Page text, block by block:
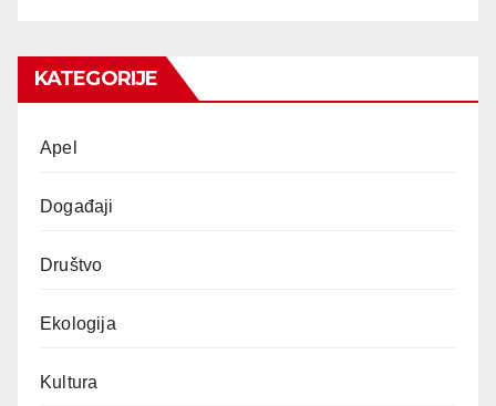
KATEGORIJE
Apel
Događaji
Društvo
Ekologija
Kultura